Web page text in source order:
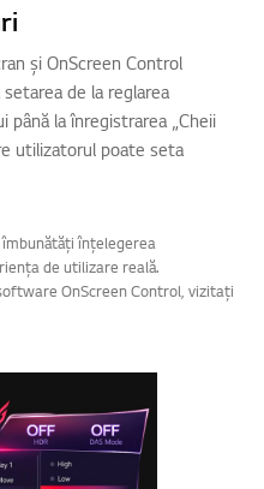
și OnScreen Control
de la reglarea
la înregistrarea „Cheii
utilizatorul poate seta
înțelegerea
de utilizare reală.
OnScreen Control, vizitați